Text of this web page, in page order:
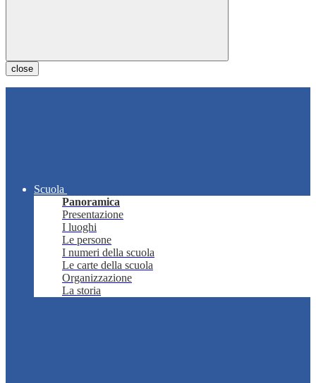
close
Scuola
Panoramica
Presentazione
I luoghi
Le persone
I numeri della scuola
Le carte della scuola
Organizzazione
La storia